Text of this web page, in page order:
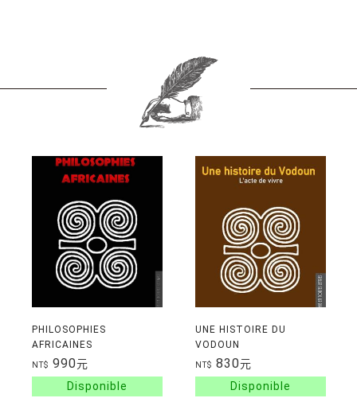
PHILOSOPHIES
AFRICAINES
NT$ 990元
UNE HISTOIRE DU
VODOUN
NT$ 830元